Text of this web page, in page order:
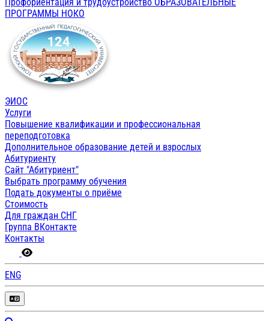
ПРОГРАММЫ НОКО
ЭИОС
Услуги
Повышение квалификации и профессиональная
переподготовка
Дополнительное образование детей и взрослых
Абитуриенту
Сайт "Абитуриент"
Выбрать программу обучения
Подать документы о приёме
Стоимость
Для граждан СНГ
Группа ВКонтакте
Контакты
ENG